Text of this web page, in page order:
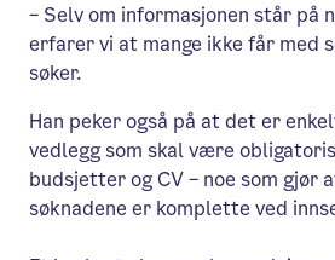
– Selv om informasjonen står på
erfarer vi at mange ikke får med
søker.
Han peker også på at det er
vedlegg som skal være
budsjetter og CV – noe som gjør
søknadene er komplette ved